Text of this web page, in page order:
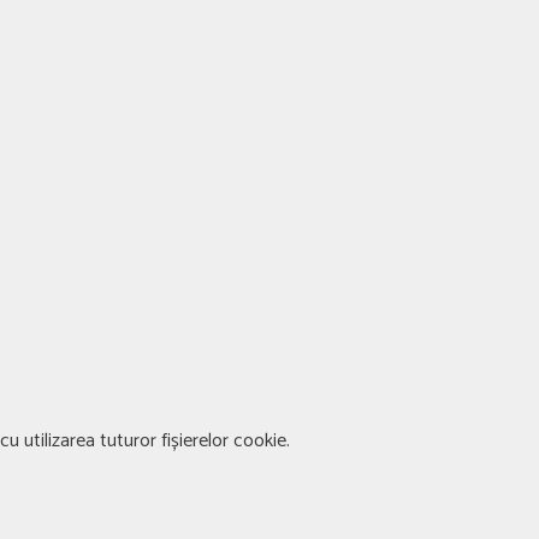
utilizarea tuturor fișierelor cookie.